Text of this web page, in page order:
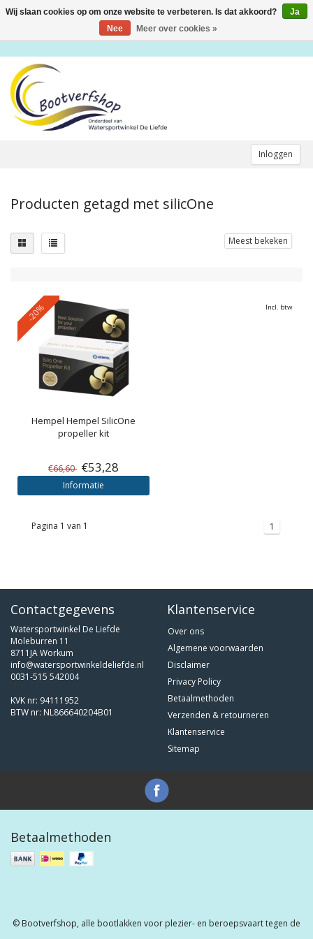
Inloggen
Toggle
Producten getagd met silicOne
Meest bekeken
-20%
Hempel Hempel SilicOne
propeller kit
€66,60 €53,28
Informatie
Incl. btw
Pagina 1 van 1 1
Contactgegevens
Watersportwinkel De Liefde
Moleburren 11
8711JA Workum
info@watersportwinkeldeliefde.nl
0031-515 542004
KVK nr: 94111952
BTW nr: NL866640204B01
Klantenservice
Over ons
Algemene voorwaarden
Disclaimer
Privacy Policy
Betaalmethoden
Verzenden & retourneren
Klantenservice
Sitemap
Betaalmethoden
© Bootverfshop, alle bootlakken voor plezier- en beroepsvaart tegen de
Wij slaan cookies op om onze website te verbeteren. Is dat akkoord?
Ja
Nee
Meer over cookies »